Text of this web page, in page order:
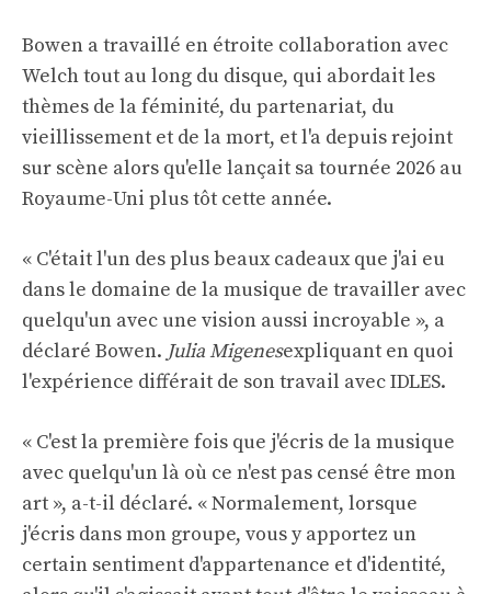
Bowen a travaillé en étroite collaboration avec
Welch tout au long du disque, qui abordait les
thèmes de la féminité, du partenariat, du
vieillissement et de la mort, et l'a depuis rejoint
sur scène alors qu'elle lançait sa tournée 2026 au
Royaume-Uni plus tôt cette année.
« C'était l'un des plus beaux cadeaux que j'ai eu
dans le domaine de la musique de travailler avec
quelqu'un avec une vision aussi incroyable », a
déclaré Bowen. Julia Migenesexpliquant en quoi
l'expérience différait de son travail avec IDLES.
« C'est la première fois que j'écris de la musique
avec quelqu'un là où ce n'est pas censé être mon
art », a-t-il déclaré. « Normalement, lorsque
j'écris dans mon groupe, vous y apportez un
certain sentiment d'appartenance et d'identité,